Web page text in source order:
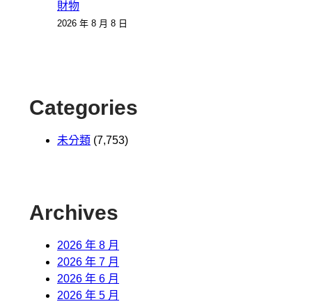
財物
2026 年 8 月 8 日
Categories
未分類 (7,753)
Archives
2026 年 8 月
2026 年 7 月
2026 年 6 月
2026 年 5 月